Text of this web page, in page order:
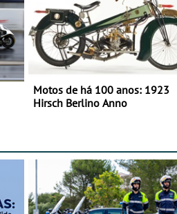
Motos de há 100 anos: 1923
Hirsch Berlino Anno